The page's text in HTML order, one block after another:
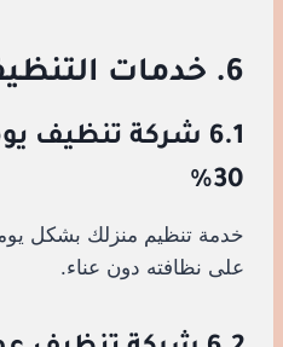
6. خدمات التنظيف الخاصة
6.1 شركة تنظيف
30%
خدمة تنظيم منزلك بشكل
على نظافته دون عناء.